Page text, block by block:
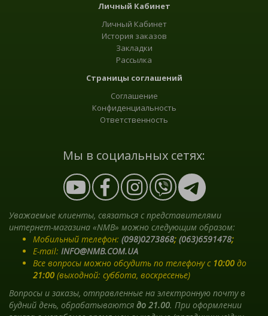
Личный Кабинет
Личный Кабинет
История заказов
Закладки
Рассылка
Страницы соглашений
Соглашение
Конфиденциальность
Ответственность
Мы в социальных сетях:
Уважаемые клиенты, связаться с представителями
интернет-магазина «NMB» можно следующим образом:
Мобильный телефон: (098)0273868; (063)6591478;
E-mail: INFO@NMB.COM.UA
Все вопросы можно обсудить по телефону с 10:00 до
21:00 (выходной: суббота, воскресенье)
Вопросы и заказы, отправленные на электронную почту в
будний день, обрабатываются до 21.00. При оформлении